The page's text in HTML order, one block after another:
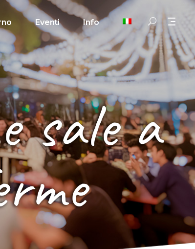
Eventi Info
sale a